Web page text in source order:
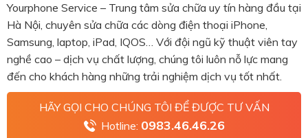
Yourphone Service – Trung tâm sửa chữa uy tín hàng đầu tại
Hà Nội, chuyên sửa chữa các dòng điện thoại iPhone,
Samsung, laptop, iPad, IQOS… Với đội ngũ kỹ thuật viên tay
nghề cao – dịch vụ chất lượng, chúng tôi luôn nỗ lực mang
đến cho khách hàng những trải nghiệm dịch vụ tốt nhất.
HÃY GỌI CHO CHÚNG TÔI ĐỂ ĐƯỢC TƯ VẤN
Hotline: 0983.46.46.26